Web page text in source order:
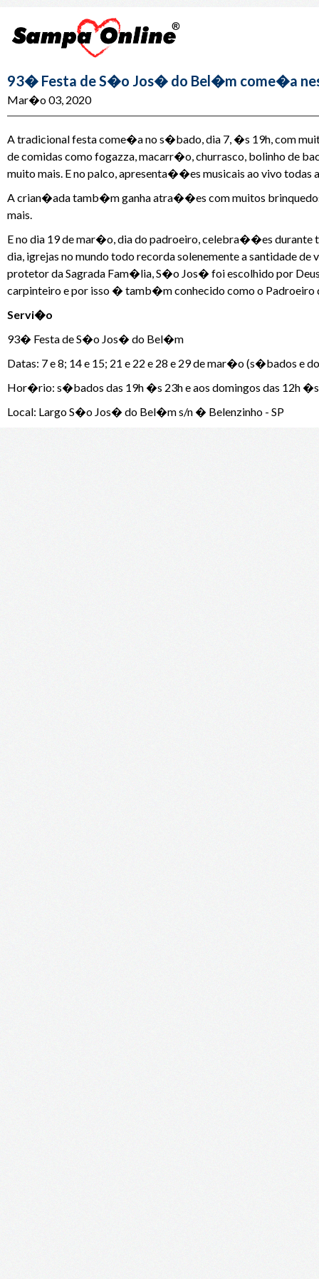
93� Festa de S�o Jos� do Bel�m come�a
Mar�o 03, 2020
A tradicional festa come�a no s�bado, dia 7, �s 19h, com
de comidas como fogazza, macarr�o, churrasco, bolinho de
muito mais. E no palco, apresenta��es musicais ao vivo todas
A crian�ada tamb�m ganha atra��es com muitos
mais.
E no dia 19 de mar�o, dia do padroeiro, celebra��es
dia, igrejas no mundo todo recorda solenemente a santidade
protetor da Sagrada Fam�lia, S�o Jos� foi escolhido por
carpinteiro e por isso � tamb�m conhecido como o Padroeiro
Servi�o
93� Festa de S�o Jos� do Bel�m
Datas: 7 e 8; 14 e 15; 21 e 22 e 28 e 29 de mar�o (s�bados e
Hor�rio: s�bados das 19h �s 23h e aos domingos das 12h
Local: Largo S�o Jos� do Bel�m s/n � Belenzinho - SP